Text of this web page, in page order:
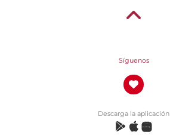
Síguenos
Descarga la aplicación